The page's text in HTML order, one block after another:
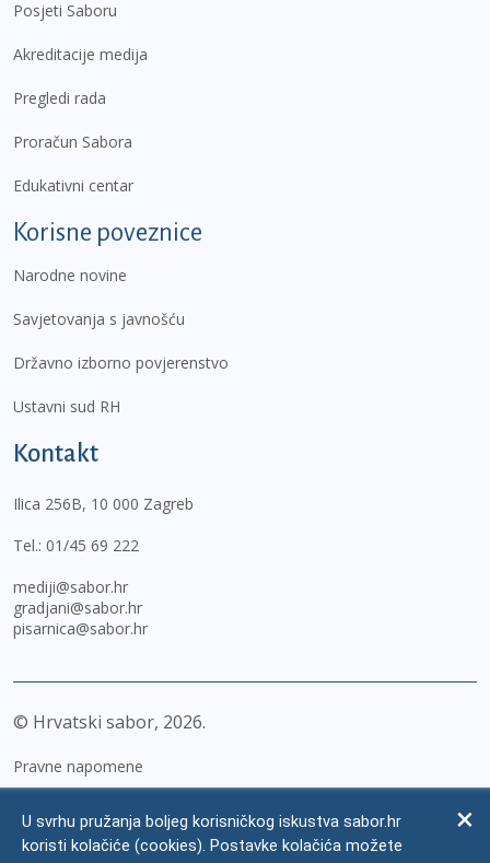
Posjeti Saboru
Akreditacije medija
Pregledi rada
Proračun Sabora
Edukativni centar
Korisne poveznice
Narodne novine
Savjetovanja s javnošću
Državno izborno povjerenstvo
Ustavni sud RH
Kontakt
Ilica 256B, 10 000 Zagreb
Tel.: 01/45 69 222
mediji@sabor.hr
gradjani@sabor.hr
pisarnica@sabor.hr
© Hrvatski sabor, 2026
Pravne napomene
Zaštita osobnih podataka
U svrhu pružanja boljeg korisničkog iskustva sabor.hr
koristi kolačiće (cookies). Postavke kolačića možete